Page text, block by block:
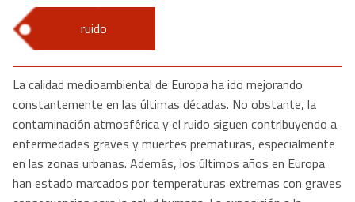
ruido
La calidad medioambiental de Europa ha ido mejorando
constantemente en las últimas décadas. No obstante, la
contaminación atmosférica y el ruido siguen contribuyendo a
enfermedades graves y muertes prematuras, especialmente
en las zonas urbanas. Además, los últimos años en Europa
han estado marcados por temperaturas extremas con graves